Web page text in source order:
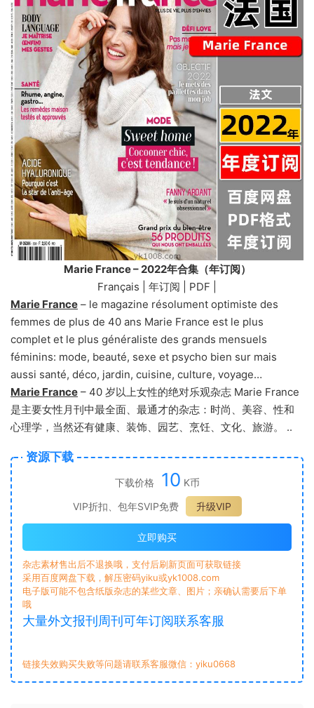
Marie France – 2022年合集（年订阅）
Français | 年订阅 | PDF |
Marie France – le magazine résolument optimiste des
femmes de plus de 40 ans Marie France est le plus
complet et le plus généraliste des grands mensuels
féminins: mode, beauté, sexe et psycho bien sur mais
aussi santé, déco, jardin, cuisine, culture, voyage…
Marie France – 40 岁以上女性的绝对乐观杂志 Marie France
是主要女性月刊中最全面、最通才的杂志：时尚、美容、性和
心理学，当然还有健康、装饰、园艺、烹饪、文化、旅游。 ..
资源下载
下载价格 10 K币
VIP折扣、包年SVIP免费
升级VIP
立即购买
杂志素材售出后不退换哦，支付后刷新页面可获取链接
采用百度网盘下载，解压密码yiku或yk1008.com
电子版可能不包含纸版杂志的某些文章、图片；亲确认需要后下单
哦
大量外文报刊周刊可年订阅联系客服
链接失效购买失败等问题请联系客服微信：yiku0668